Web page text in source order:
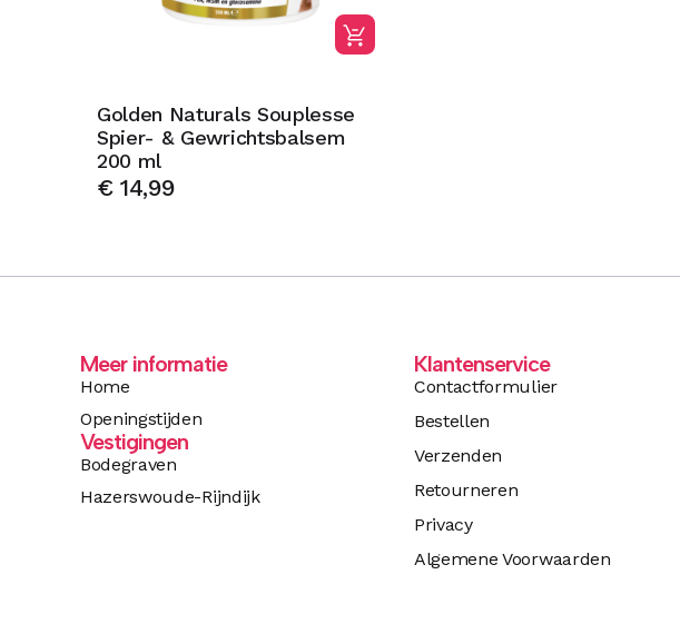
Golden Naturals Souplesse
Spier- & Gewrichtsbalsem
200 ml
€14,99
Meer informatie
Home
Openingstijden
Vestigingen
Bodegraven
Hazerswoude-Rijndijk
Klantenservice
Contactformulier
Bestellen
Verzenden
Retourneren
Privacy
Algemene Voorwaarden